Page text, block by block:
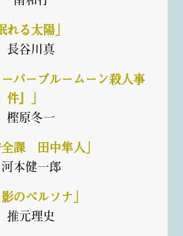
れる太陽」
長谷川真
ーパーブルームーン殺人事
件』」
樫原冬一
全課 田中隼人」
本健一郎
影のペルソナ」
推元理史